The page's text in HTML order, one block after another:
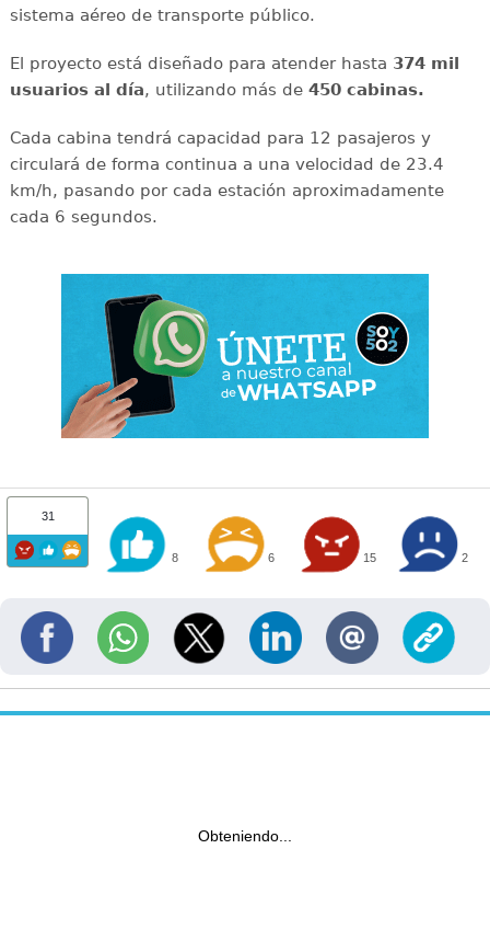
sistema aéreo de transporte público.
El proyecto está diseñado para atender hasta 374 mil
usuarios al día, utilizando más de 450 cabinas.
Cada cabina tendrá capacidad para 12 pasajeros y
circulará de forma continua a una velocidad de 23.4
km/h, pasando por cada estación aproximadamente
cada 6 segundos.
31
8 6 15 2
Obteniendo...